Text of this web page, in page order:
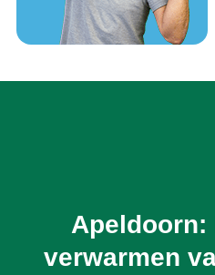
Apeldoorn:
verwarmen